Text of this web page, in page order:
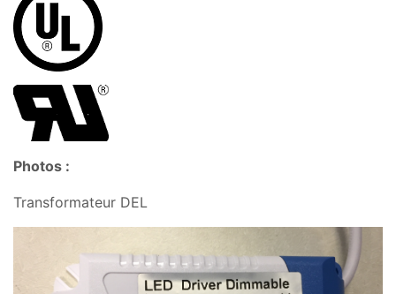
Photos :
Transformateur DEL